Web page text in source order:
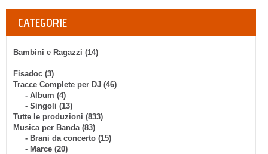
CATEGORIE
Bambini e Ragazzi (14)
Fisadoc (3)
Tracce Complete per DJ (46)
- Album (4)
- Singoli (13)
Tutte le produzioni (833)
Musica per Banda (83)
- Brani da concerto (15)
- Marce (20)